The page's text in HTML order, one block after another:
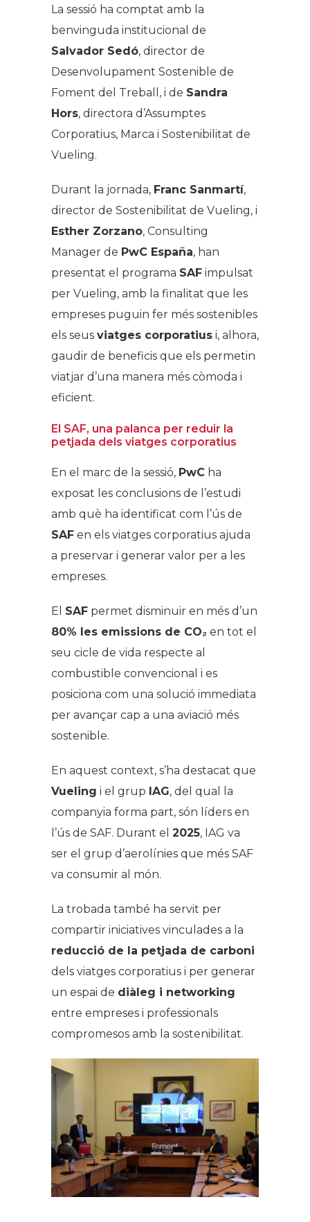
La sessió ha comptat amb la
benvinguda institucional de
Salvador Sedó, director de
Desenvolupament Sostenible de
Foment del Treball, i de Sandra
Hors, directora d’Assumptes
Corporatius, Marca i Sostenibilitat de
Vueling.
Durant la jornada, Franc Sanmartí,
director de Sostenibilitat de Vueling, i
Esther Zorzano, Consulting
Manager de PwC España, han
presentat el programa SAF impulsat
per Vueling, amb la finalitat que les
empreses puguin fer més sostenibles
els seus viatges corporatius i, alhora,
gaudir de beneficis que els permetin
viatjar d’una manera més còmoda i
eficient.
El SAF, una palanca per reduir la
petjada dels viatges corporatius
En el marc de la sessió, PwC ha
exposat les conclusions de l’estudi
amb què ha identificat com l’ús de
SAF en els viatges corporatius ajuda
a preservar i generar valor per a les
empreses.
El SAF permet disminuir en més d’un
80% les emissions de CO₂ en tot el
seu cicle de vida respecte al
combustible convencional i es
posiciona com una solució immediata
per avançar cap a una aviació més
sostenible.
En aquest context, s’ha destacat que
Vueling i el grup IAG, del qual la
companyia forma part, són líders en
l’ús de SAF. Durant el 2025, IAG va
ser el grup d’aerolínies que més SAF
va consumir al món.
La trobada també ha servit per
compartir iniciatives vinculades a la
reducció de la petjada de carboni
dels viatges corporatius i per generar
un espai de diàleg i networking
entre empreses i professionals
compromesos amb la sostenibilitat.